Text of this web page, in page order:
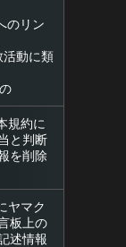
のリン
活動に類
規約に
と判断
を削除
ヤマク
板上の
述情報